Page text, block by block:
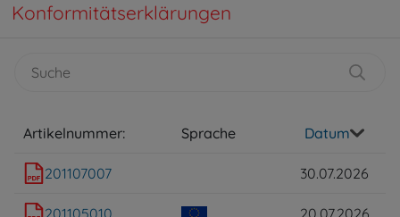
Konformitätserklärungen
Artikelnummer: Sprache Datum
201107007 30.07.2026
201105010 20.07.2026